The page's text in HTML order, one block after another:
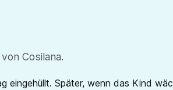
Cosilana.
eingehüllt. Später, wenn das Kind